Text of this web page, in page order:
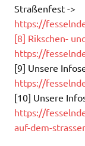
Straßenfest ->
https://
[8] Rikschen-
https://
[9] Unsere
https://
[10] Unsere
https://
auf-dem-